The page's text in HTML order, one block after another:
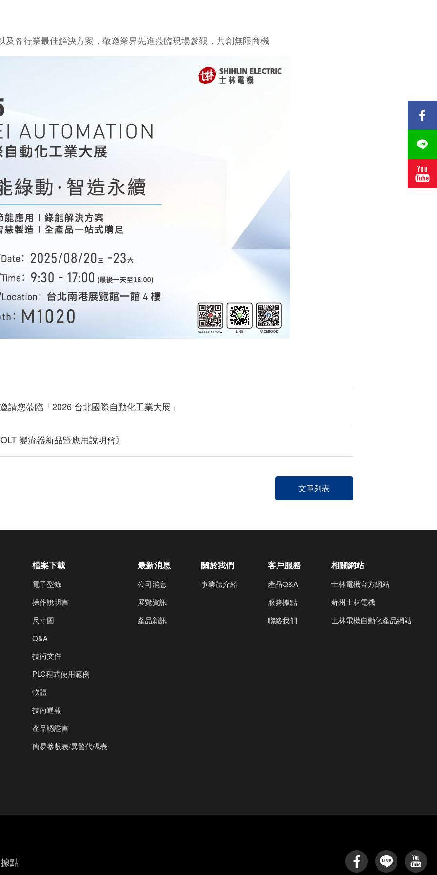
及各行業最佳解決方案，敬邀業界先進蒞臨現場參觀，共創無限商機
請您蒞臨「2026 台北國際自動化工業大展」
變流器新品暨應用說明會》
文章列表
檔案下載
電子型錄
操作說明書
尺寸圖
Q&A
技術文件
PLC程式使用範例
軟體
技術通報
產品認證書
簡易參數表/異警代碼表
最新消息
公司消息
展覽資訊
產品新訊
關於我們
事業體介紹
客戶服務
產品Q&A
服務據點
聯絡我們
相關網站
士林電機官方網站
蘇州士林電機
士林電機自動化產品網站
點